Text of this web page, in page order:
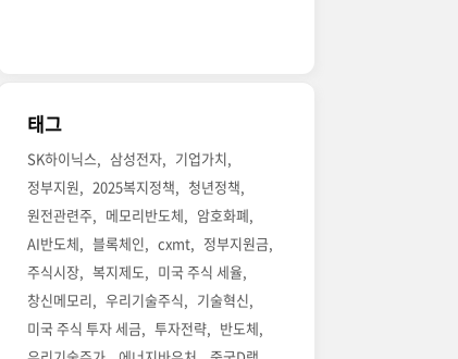
태그
SK하이닉스 삼성전자
기업가치
정부지원
2025복지정책
청년정책
원전관련주
메모리반도체
암호화폐
AI반도체
블록체인 cxmt
정부지원금
주식시장
복지제도
미국 주식 세율
창신메모리
우리기술주식
기술혁신
미국 주식 투자 세금
투자전략
반도체